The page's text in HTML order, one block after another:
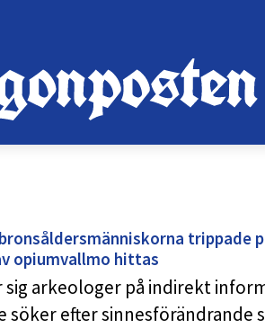
trippade
opiumvallmo hittas
arkeologer på indirekt
söker efter sinnesförändrande